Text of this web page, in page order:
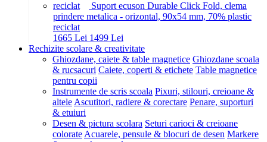
Suport ecuson Durable Click Fold, clema
prindere metalica - orizontal, 90x54 mm, 70% plastic
reciclat
1665 Lei 1499 Lei
Rechizite scolare & creativitate
Ghiozdane, caiete & table magnetice Ghiozdane scoala
& rucsacuri Caiete, coperti & etichete Table magnetice
pentru copii
Instrumente de scris scoala Pixuri, stilouri, creioane &
altele Ascutitori, radiere & corectare Penare, suporturi
& etuiuri
Desen & pictura scolara Seturi carioci & creioane
colorate Acuarele, pensule & blocuri de desen Markere